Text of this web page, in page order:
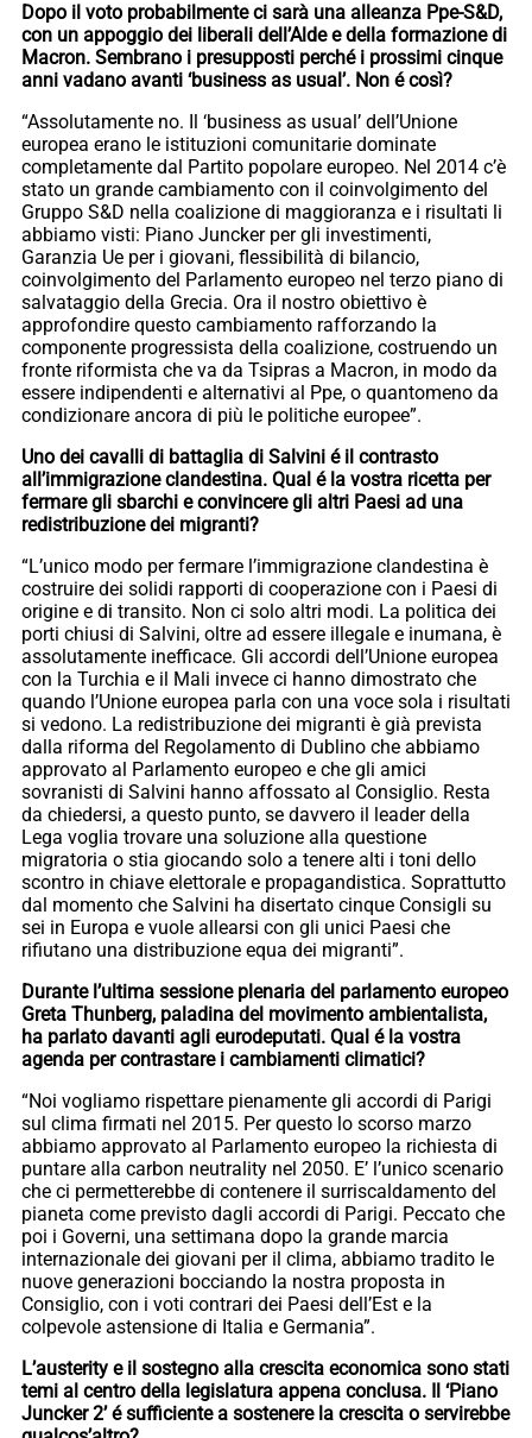
Dopo il voto probabilmente ci sarà una alleanza Ppe-S&D,
con un appoggio dei liberali dell’Alde e della formazione di
Macron. Sembrano i presupposti perché i prossimi cinque
anni vadano avanti ‘business as usual’. Non é così?
“Assolutamente no. Il ‘business as usual’ dell’Unione
europea erano le istituzioni comunitarie dominate
completamente dal Partito popolare europeo. Nel 2014 c’è
stato un grande cambiamento con il coinvolgimento del
Gruppo S&D nella coalizione di maggioranza e i risultati li
abbiamo visti: Piano Juncker per gli investimenti,
Garanzia Ue per i giovani, flessibilità di bilancio,
coinvolgimento del Parlamento europeo nel terzo piano di
salvataggio della Grecia. Ora il nostro obiettivo è
approfondire questo cambiamento rafforzando la
componente progressista della coalizione, costruendo un
fronte riformista che va da Tsipras a Macron, in modo da
essere indipendenti e alternativi al Ppe, o quantomeno da
condizionare ancora di più le politiche europee”.
Uno dei cavalli di battaglia di Salvini é il contrasto
all’immigrazione clandestina. Qual é la vostra ricetta per
fermare gli sbarchi e convincere gli altri Paesi ad una
redistribuzione dei migranti?
“L’unico modo per fermare l’immigrazione clandestina è
costruire dei solidi rapporti di cooperazione con i Paesi di
origine e di transito. Non ci solo altri modi. La politica dei
porti chiusi di Salvini, oltre ad essere illegale e inumana, è
assolutamente inefficace. Gli accordi dell’Unione europea
con la Turchia e il Mali invece ci hanno dimostrato che
quando l’Unione europea parla con una voce sola i risultati
si vedono. La redistribuzione dei migranti è già prevista
dalla riforma del Regolamento di Dublino che abbiamo
approvato al Parlamento europeo e che gli amici
sovranisti di Salvini hanno affossato al Consiglio. Resta
da chiedersi, a questo punto, se davvero il leader della
Lega voglia trovare una soluzione alla questione
migratoria o stia giocando solo a tenere alti i toni dello
scontro in chiave elettorale e propagandistica. Soprattutto
dal momento che Salvini ha disertato cinque Consigli su
sei in Europa e vuole allearsi con gli unici Paesi che
rifiutano una distribuzione equa dei migranti”.
Durante l’ultima sessione plenaria del parlamento europeo
Greta Thunberg, paladina del movimento ambientalista,
ha parlato davanti agli eurodeputati. Qual é la vostra
agenda per contrastare i cambiamenti climatici?
“Noi vogliamo rispettare pienamente gli accordi di Parigi
sul clima firmati nel 2015. Per questo lo scorso marzo
abbiamo approvato al Parlamento europeo la richiesta di
puntare alla carbon neutrality nel 2050. E’ l’unico scenario
che ci permetterebbe di contenere il surriscaldamento del
pianeta come previsto dagli accordi di Parigi. Peccato che
poi i Governi, una settimana dopo la grande marcia
internazionale dei giovani per il clima, abbiamo tradito le
nuove generazioni bocciando la nostra proposta in
Consiglio, con i voti contrari dei Paesi dell’Est e la
colpevole astensione di Italia e Germania”.
L’austerity e il sostegno alla crescita economica sono stati
temi al centro della legislatura appena conclusa. Il ‘Piano
Juncker 2’ é sufficiente a sostenere la crescita o servirebbe